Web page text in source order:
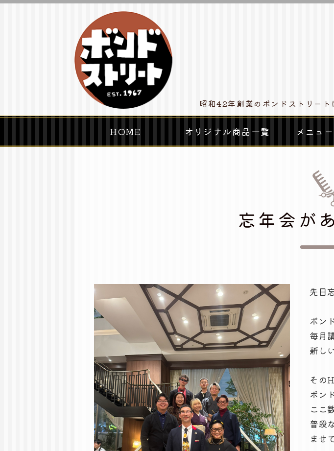
昭和42年創業のボンドストリート
HOME オリジナル商品一覧 メニュ
忘年会が
先日
ボン
毎月
新し
その
ボン
ここ
普段
ませ